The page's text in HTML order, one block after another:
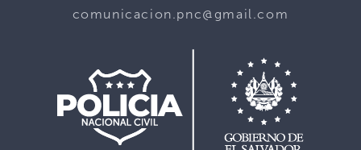
comunicacion.pnc@gmail.com